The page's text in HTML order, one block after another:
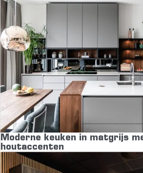
Moderne keuken in matgrijs
houtaccenten